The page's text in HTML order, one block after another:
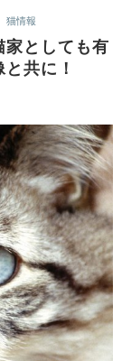
猫情報
としても有
共に！